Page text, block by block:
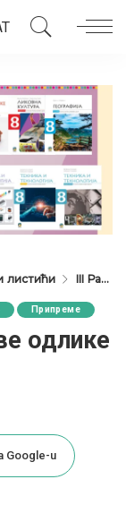
листићи III Разред
Припреме
одлике
Google-u